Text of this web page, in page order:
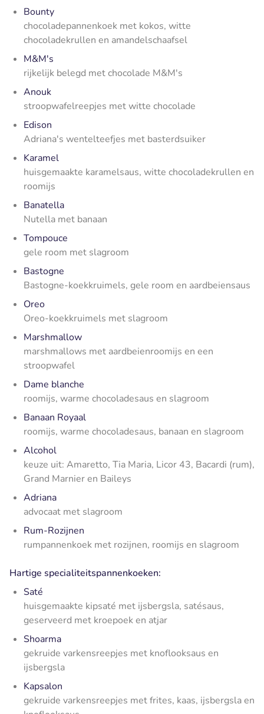
Bounty
chocoladepannenkoek met kokos, witte
chocoladekrullen en amandelschaafsel
M&M's
rijkelijk belegd met chocolade M&M's
Anouk
stroopwafelreepjes met witte chocolade
Edison
Adriana's wentelteefjes met basterdsuiker
Karamel
huisgemaakte karamelsaus, witte chocoladekrullen en
roomijs
Banatella
Nutella met banaan
Tompouce
gele room met slagroom
Bastogne
Bastogne-koekkruimels, gele room en aardbeiensaus
Oreo
Oreo-koekkruimels met slagroom
Marshmallow
marshmallows met aardbeienroomijs en een
stroopwafel
Dame blanche
roomijs, warme chocoladesaus en slagroom
Banaan Royaal
roomijs, warme chocoladesaus, banaan en slagroom
Alcohol
keuze uit: Amaretto, Tia Maria, Licor 43, Bacardi (rum),
Grand Marnier en Baileys
Adriana
advocaat met slagroom
Rum-Rozijnen
rumpannenkoek met rozijnen, roomijs en slagroom
Hartige specialiteitspannenkoeken:
Saté
huisgemaakte kipsaté met ijsbergsla, satésaus,
geserveerd met kroepoek en atjar
Shoarma
gekruide varkensreepjes met knoflooksaus en
ijsbergsla
Kapsalon
gekruide varkensreepjes met frites, kaas, ijsbergsla en